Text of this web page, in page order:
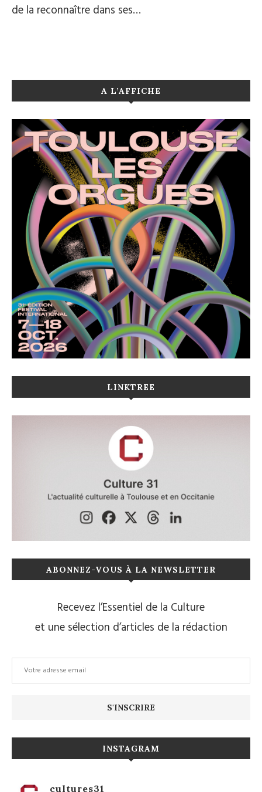
de la reconnaître dans ses…
A L’AFFICHE
LINKTREE
ABONNEZ-VOUS À LA NEWSLETTER
Recevez l’Essentiel de la Culture
et une sélection d’articles de la rédaction
INSTAGRAM
cultures31